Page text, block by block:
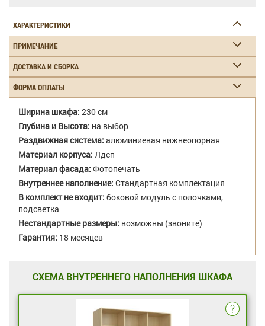
ХАРАКТЕРИСТИКИ
ПРИМЕЧАНИЕ
ДОСТАВКА И СБОРКА
ФОРМА ОПЛАТЫ
Ширина шкафа: 230 см
Глубина и Высота: на выбор
Раздвижная система: алюминиевая нижнеопорная
Материал корпуса: Лдсп
Материал фасада: Фотопечать
Внутреннее наполнение: Стандартная комплектация
В комплект не входит: боковой модуль с полочками,
подсветка
Нестандартные размеры: возможны (звоните)
Гарантия: 18 месяцев
СХЕМА ВНУТРЕННЕГО НАПОЛНЕНИЯ ШКАФА